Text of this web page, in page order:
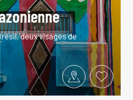
deux visages de